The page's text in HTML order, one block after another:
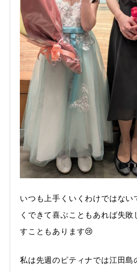
いつも上手くいくわけではない
くできて喜ぶこともあれば失敗
すこともあります😢
私は先週のピティナでは江田島